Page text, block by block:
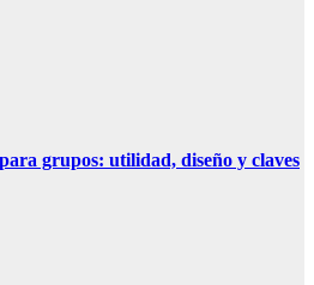
grupos: utilidad, diseño y claves